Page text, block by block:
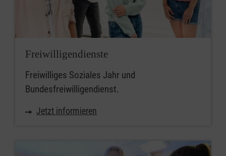
Freiwilligendienste
Freiwilliges Soziales Jahr und
Bundesfreiwilligendienst.
Jetzt informieren